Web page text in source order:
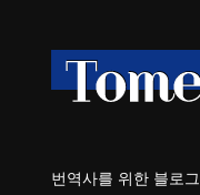
번역사를 위한 블로그